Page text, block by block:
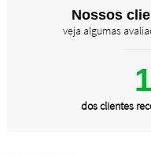
Nossos
veja algumas
dos clientes